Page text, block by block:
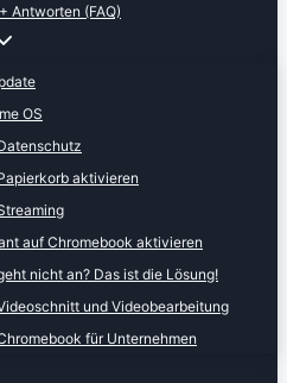
Antworten (FAQ)
OS
aktivieren
auf Chromebook aktivieren
nicht an? Das ist die Lösung!
und Videobearbeitung
für Unternehmen